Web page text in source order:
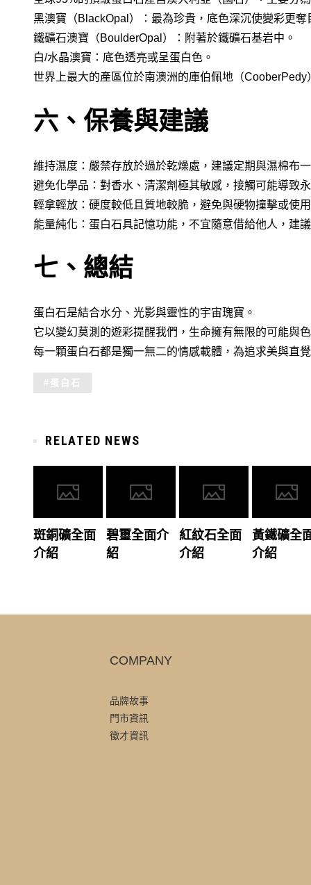
黑澳寶（BlackOpal）：最為珍貴，底色深沉使變彩更奪
鐵礦石澳寶（BoulderOpal）：附著於鐵礦石基岩中。
白/水晶澳寶：底色透亮或呈蛋白色。
世界上最大的產區位於南澳洲的庫伯佩地（CooberPedy
六、保養與建議
維持濕度：嚴禁存放於過於乾燥處，建議定期與濕棉布
避免化學品：對香水、清潔劑極其敏感，接觸可能導致
輕拿輕放：硬度較低且質地較脆，避免與硬物撞擊或使
能量純化：蛋白石具記憶功能，不宜隨意借給他人，建
七、總結
蛋白石是結合水分、光影與靈性的宇宙瑰寶。
它以變幻莫測的遊彩提醒我們，生命擁有無限的可能與
每一顆蛋白石都是獨一無二的情感載體，為追求美與直
Tagged
蛋白石
RELATED NEWS
斑銅礦全面
介紹
碧璽全面介
紹
紅紋石全面
介紹
黃鐵礦全
介紹
COMPANY
品牌故事
門市資訊
徵才資訊